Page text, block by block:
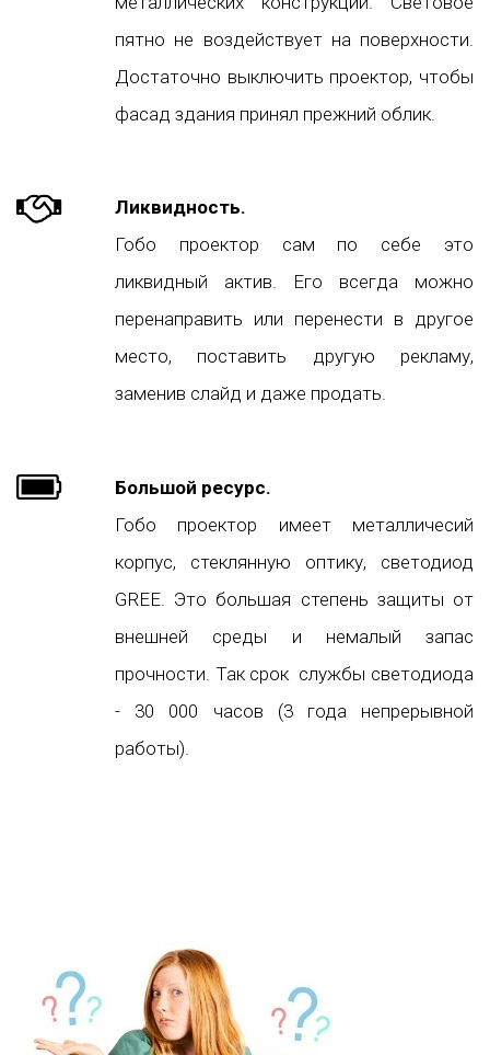
пятно не воздействует на поверхности.
Достаточно выключить проектор, чтобы
фасад здания принял прежний облик.
Ликвидность.
Гобо проектор сам по себе это
ликвидный актив. Его всегда можно
перенаправить или перенести в другое
место, поставить другую рекламу,
заменив слайд и даже продать.
Большой ресурс.
Гобо проектор имеет металличесий
корпус, стеклянную оптику, светодиод
GREE. Это большая степень защиты от
внешней среды и немалый запас
прочности. Так срок службы светодиода
- 30 000 часов (3 года непрерывной
работы).